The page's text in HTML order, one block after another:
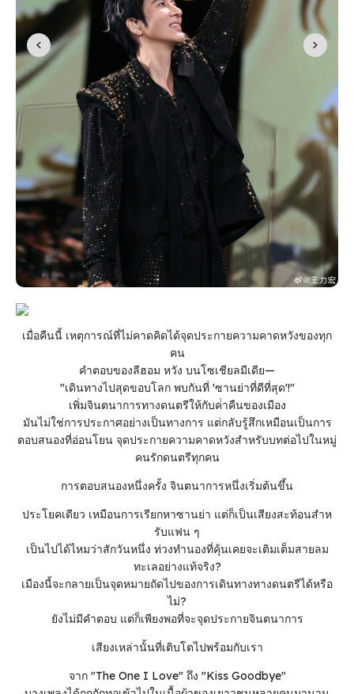
เมื่อคืนนี้ เหตุการณ์ที่ไม่คาดคิดได้จุดประกายความคาดหวังของทุก
คน
คําตอบของลีฮอม หวัง บนโซเชียลมีเดีย—
"เดินทางไปสุดขอบโลก พบกันที่ 'ซานย่าที่ดีที่สุด'!"
เพิ่มจินตนาการทางดนตรีให้กับค่ําคืนของเมือง
มันไม่ใช่การประกาศอย่างเป็นทางการ แต่กลับรู้สึกเหมือนเป็นการ
ตอบสนองที่อ่อนโยน จุดประกายความคาดหวังสําหรับบทต่อไปในหมู่
คนรักดนตรีทุกคน
การตอบสนองหนึ่งครั้ง จินตนาการหนึ่งเริ่มต้นขึ้น
ประโยคเดียว เหมือนการเรียกหาซานย่า แต่ก็เป็นเสียงสะท้อนสําห
รับแฟน ๆ
เป็นไปได้ไหมว่าสักวันหนึ่ง ท่วงทํานองที่คุ้นเคยจะเติมเต็มสายลม
ทะเลอย่างแท้จริง?
เมืองนี้จะกลายเป็นจุดหมายถัดไปของการเดินทางทางดนตรีได้หรือ
ไม่?
ยังไม่มีคําตอบ แต่ก็เพียงพอที่จะจุดประกายจินตนาการ
เสียงเหล่านั้นที่เติบโตไปพร้อมกับเรา
จาก "The One I Love" ถึง "Kiss Goodbye"